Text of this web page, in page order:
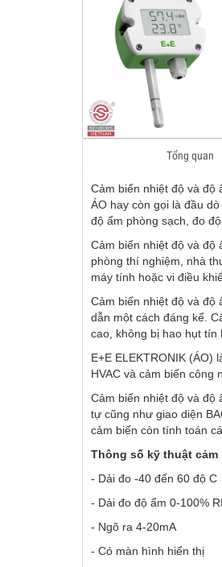
03
01.Feb.2016
Monday
04
05
05
Saturday
06
06
03.Feb.2016
Wednesday
07
Tổng quan
Cảm biến nhiệt độ và độ
ÁO hay còn gọi là đầu
độ ẩm phòng sạch, đo
Cảm biến nhiệt độ và độ
phòng thí nghiệm, nhà
máy tính hoặc vi điều
Cảm biến nhiệt độ và
dẫn một cách đáng kể.
cao, không bị hao hụt tín
E+E ELEKTRONIK (ÁO)
HVAC và cảm biến công
Cảm biến nhiệt độ và độ
tự cũng như giao diện
cảm biến còn tính toán
Thông số kỹ thuật cảm
- Dải đo -40 đến 60 độ C
- Dải đo độ ẩm 0-100%
- Ngõ ra 4-20mA
- Có màn hình hiển thị